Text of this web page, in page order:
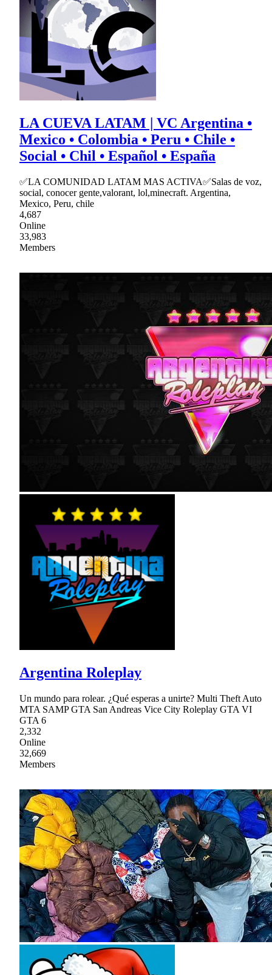
LA CUEVA LATAM | VC Argentina •
Mexico • Colombia • Peru • Chile •
Social • Chil • Español • España
✅LA COMUNIDAD LATAM MAS ACTIVA✅Salas de voz,
social, conocer gente,valorant, lol,minecraft. Argentina,
Mexico, Peru, chile
4,687
Online
33,983
Members
Argentina Roleplay
Un mundo para rolear. ¿Qué esperas a unirte? Multi Theft Auto
MTA SAMP GTA San Andreas Vice City Roleplay GTA VI
GTA 6
2,332
Online
32,669
Members